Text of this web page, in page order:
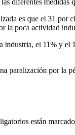
es que el 31 por
la poca actividad
el 11% y el
paralización por la
están